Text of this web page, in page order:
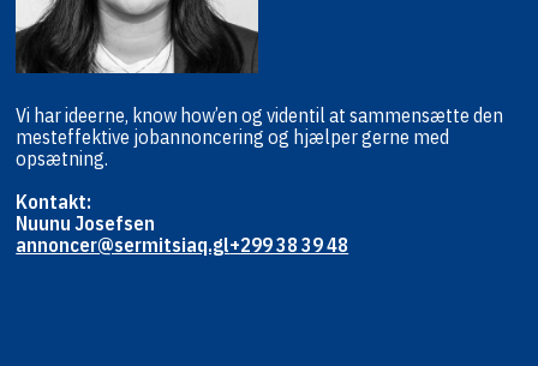
Vi har ideerne, know how’en og videntil at sammensætte den
mesteffektive jobannoncering og hjælpergerne med
opsætning.
Kontakt:
Nuunu Josefsen
annoncer@sermitsiaq.gl+299 38 39 48